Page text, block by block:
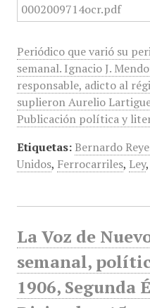
Periódico que varió su
semanal. Ignacio J.
responsable, adicto al
suplieron Aurelio
Publicación política y
Etiquetas: Bernardo
Unidos, Ferrocarriles, Ley,
La Voz de
semanal,
1906, Segunda